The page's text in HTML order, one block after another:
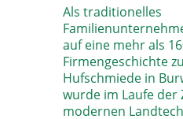
Als traditionelles
auf eine mehr als
Firmengeschichte
Hufschmiede in
wurde im Laufe der
modernen